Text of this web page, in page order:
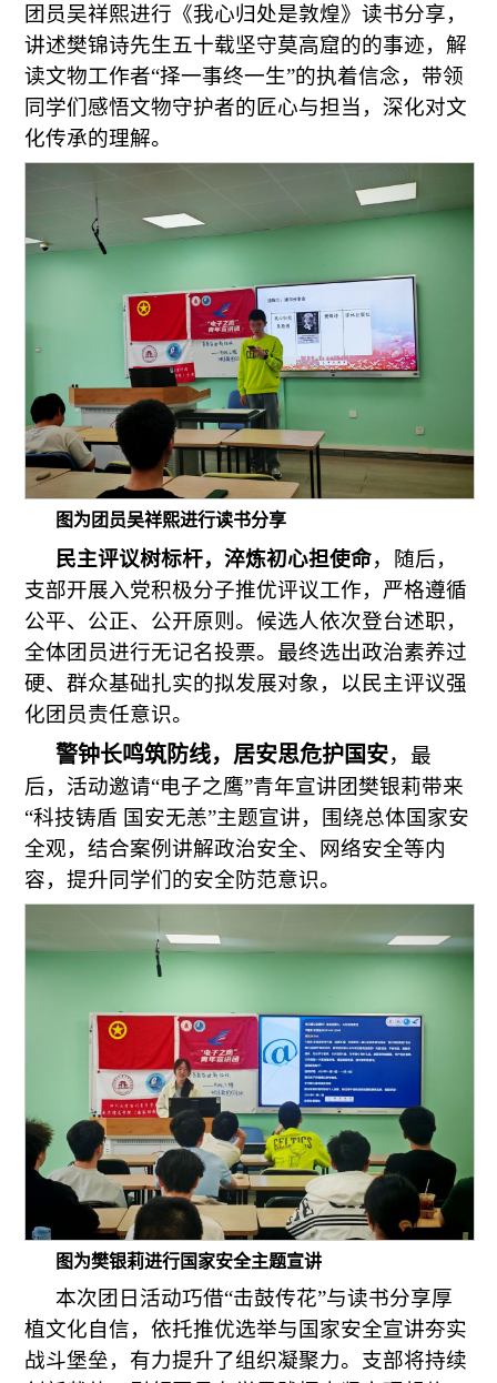
团员吴祥熙进行《我心归处是敦煌》读书分享，
讲述樊锦诗先生五十载坚守莫高窟的的事迹，解
读文物工作者“择一事终一生”的执着信念，带领
同学们感悟文物守护者的匠心与担当，深化对文
化传承的理解。
图为团员吴祥熙进行读书分享
民主评议树标杆，淬炼初心担使命，
随后，
支部开展入党积极分子推优评议工作，严格遵循
公平、公正、公开原则。候选人依次登台述职，
全体团员进行无记名投票。最终选出政治素养过
硬、群众基础扎实的拟发展对象，以民主评议强
化团员责任意识。
警钟长鸣筑防线，居安思危护国安， 最
后，活动邀请“电子之鹰”青年宣讲团樊银莉带来
“科技铸盾 国安无恙”主题宣讲，围绕总体国家安
全观，结合案例讲解政治安全、网络安全等内
容，提升同学们的安全防范意识。
图为樊银莉进行国家安全主题宣讲
本次团日活动巧借“击鼓传花”与读书分享厚
植文化自信，依托推优选举与国家安全宣讲夯实
战斗堡垒，有力提升了组织凝聚力。支部将持续